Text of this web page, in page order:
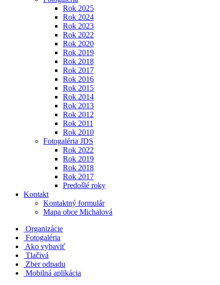
Rok 2025
Rok 2024
Rok 2023
Rok 2022
Rok 2020
Rok 2019
Rok 2018
Rok 2017
Rok 2016
Rok 2015
Rok 2014
Rok 2013
Rok 2012
Rok 2011
Rok 2010
Fotogaléria JDS
Rok 2022
Rok 2019
Rok 2018
Rok 2017
Predošlé roky
Kontakt
Kontaktný formulár
Mapa obce Michalová
Organizácie
Fotogaléria
Ako vybaviť
Tlačivá
Zber odpadu
Mobilná aplikácia